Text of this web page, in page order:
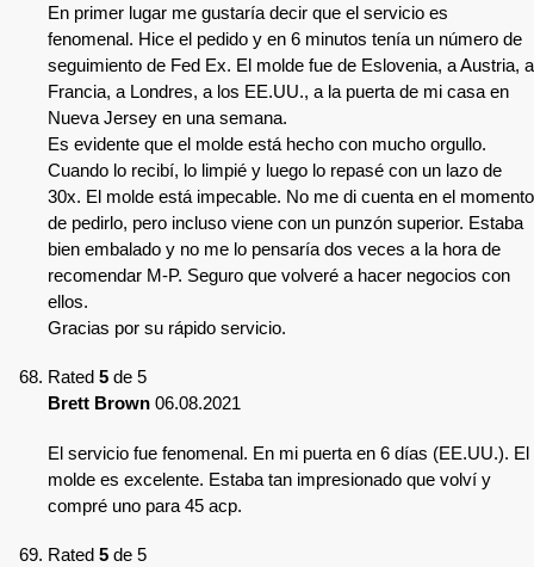
En primer lugar me gustaría decir que el servicio es
fenomenal. Hice el pedido y en 6 minutos tenía un número de
seguimiento de Fed Ex. El molde fue de Eslovenia, a Austria, a
Francia, a Londres, a los EE.UU., a la puerta de mi casa en
Nueva Jersey en una semana.
Es evidente que el molde está hecho con mucho orgullo.
Cuando lo recibí, lo limpié y luego lo repasé con un lazo de
30x. El molde está impecable. No me di cuenta en el momento
de pedirlo, pero incluso viene con un punzón superior. Estaba
bien embalado y no me lo pensaría dos veces a la hora de
recomendar M-P. Seguro que volveré a hacer negocios con
ellos.
Gracias por su rápido servicio.
Rated 5 de 5
Brett Brown 06.08.2021
El servicio fue fenomenal. En mi puerta en 6 días (EE.UU.). El
molde es excelente. Estaba tan impresionado que volví y
compré uno para 45 acp.
Rated 5 de 5